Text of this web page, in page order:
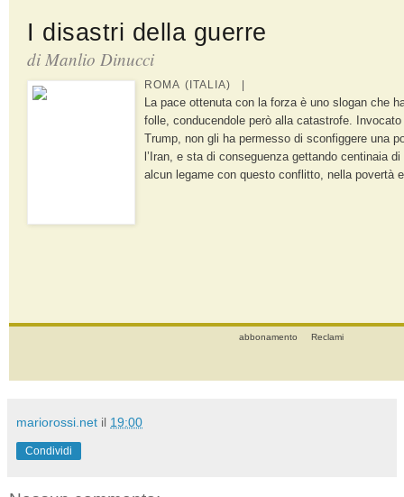
I disastri della guerre
di Manlio Dinucci
ROMA (ITALIA) |
La pace ottenuta con la forza è uno slogan che
folle, conducendole però alla catastrofe.
Trump, non gli ha permesso di sconfiggere una
l’Iran, e sta di conseguenza gettando centinaia
alcun legame con questo conflitto, nella povertà
abbonamento Reclami
mariorossi.net il 19:00
Condividi